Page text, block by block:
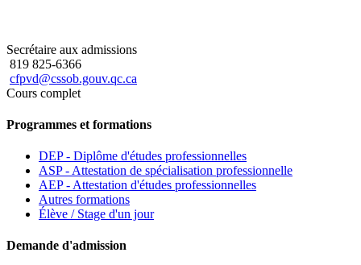
Secrétaire aux admissions
819 825-6366
cfpvd@cssob.gouv.qc.ca
Cours complet
Programmes et formations
DEP - Diplôme d'études professionnelles
ASP - Attestation de spécialisation professionnelle
AEP - Attestation d'études professionnelles
Autres formations
Élève / Stage d'un jour
Demande d'admission